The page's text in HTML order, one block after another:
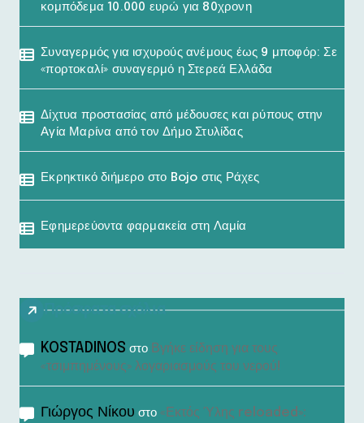
κομπόδεμα 10.000 ευρώ για 80χρονη
Συναγερμός για ισχυρούς ανέμους έως 9 μποφόρ: Σε
«πορτοκαλί» συναγερμό η Στερεά Ελλάδα
Δίχτυα προστασίας από μέδουσες και ρύπους στην
Αγία Μαρίνα από τον Δήμο Στυλίδας
Εκρηκτικό διήμερο στο Bojo στις Ράχες
Εφημερεύοντα φαρμακεία στη Λαμία
Πρόσφατα σχόλια
KOSTADINOS στο Βγήκε είδηση για τους
«τσιμπημένους» λογαριασμούς του νερού!
Γιώργος Νίκου στο «Εκτός Ύλης reloaded»: